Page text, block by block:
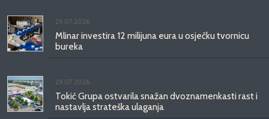
29.07.2026.
Mlinar investira 12 milijuna eura u osječku tvornicu
bureka
29.07.2026.
Tokić Grupa ostvarila snažan dvoznamenkasti rast i
nastavlja strateška ulaganja